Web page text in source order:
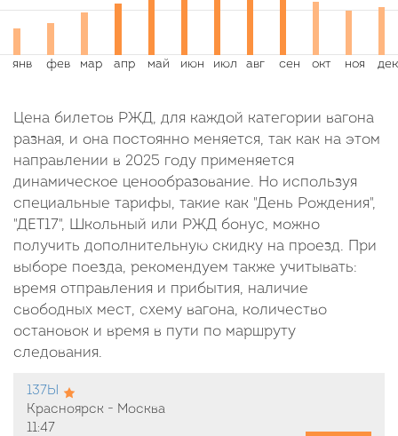
Цена билетов РЖД, для каждой категории вагона
разная, и она постоянно меняется, так как на этом
направлении в 2025 году применяется
динамическое ценообразование. Но используя
специальные тарифы, такие как "День Рождения",
"ДЕТ17", Школьный или РЖД бонус, можно
получить дополнительную скидку на проезд. При
выборе поезда, рекомендуем также учитывать:
время отправления и прибытия, наличие
свободных мест, схему вагона, количество
остановок и время в пути по маршруту
следования.
137Ы
Красноярск - Москва
11:47